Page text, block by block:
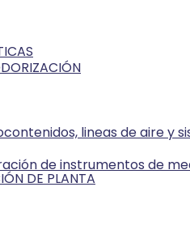
DE PLANTA
lineas de aire y
de instrumentos de